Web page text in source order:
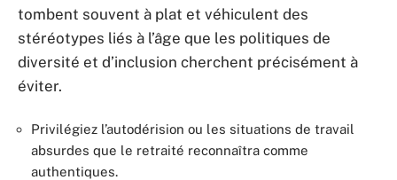
tombent souvent à plat et véhiculent des
stéréotypes liés à l’âge que les politiques de
diversité et d’inclusion cherchent précisément à
éviter.
Privilégiez l’autodérision ou les situations de travail
absurdes que le retraité reconnaîtra comme
authentiques.